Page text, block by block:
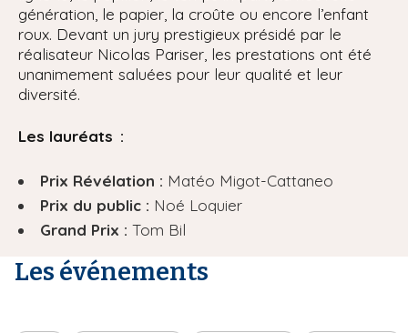
génération, le papier, la croûte ou encore l’enfant
roux. Devant un jury prestigieux présidé par le
réalisateur Nicolas Pariser, les prestations ont été
unanimement saluées pour leur qualité et leur
diversité.
Les lauréats :
Prix Révélation : Matéo Migot-Cattaneo
Prix du public : Noé Loquier
Grand Prix : Tom Bil
Les événements